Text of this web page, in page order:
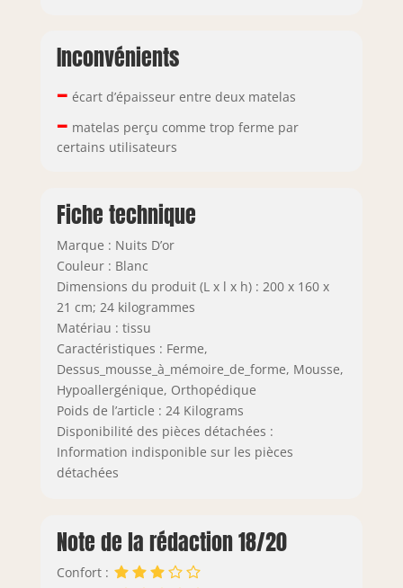
Inconvénients
– écart d’épaisseur entre deux matelas
– matelas perçu comme trop ferme par
certains utilisateurs
Fiche technique
Marque : Nuits D’or
Couleur : Blanc
Dimensions du produit (L x l x h) : 200 x 160 x
21 cm; 24 kilogrammes
Matériau : tissu
Caractéristiques : Ferme,
Dessus_mousse_à_mémoire_de_forme, Mousse,
Hypoallergénique, Orthopédique
Poids de l’article : 24 Kilograms
Disponibilité des pièces détachées :
Information indisponible sur les pièces
détachées
Note de la rédaction 18/20
Confort :